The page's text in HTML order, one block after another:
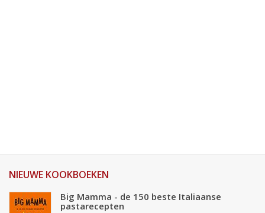
NIEUWE KOOKBOEKEN
Big Mamma - de 150 beste Italiaanse
pastarecepten